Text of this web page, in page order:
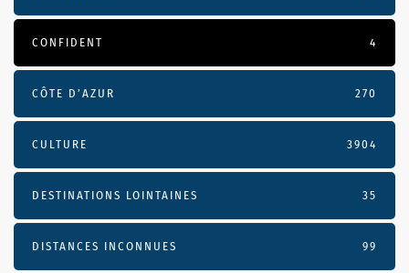
CONFIDENT 4
CÔTE D’AZUR 270
CULTURE 3904
DESTINATIONS LOINTAINES 35
DISTANCES INCONNUES 99